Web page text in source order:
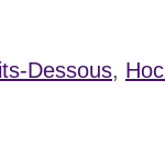
Dessous,